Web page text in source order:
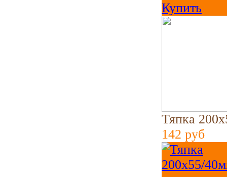
Купить
Тяпка
142 руб